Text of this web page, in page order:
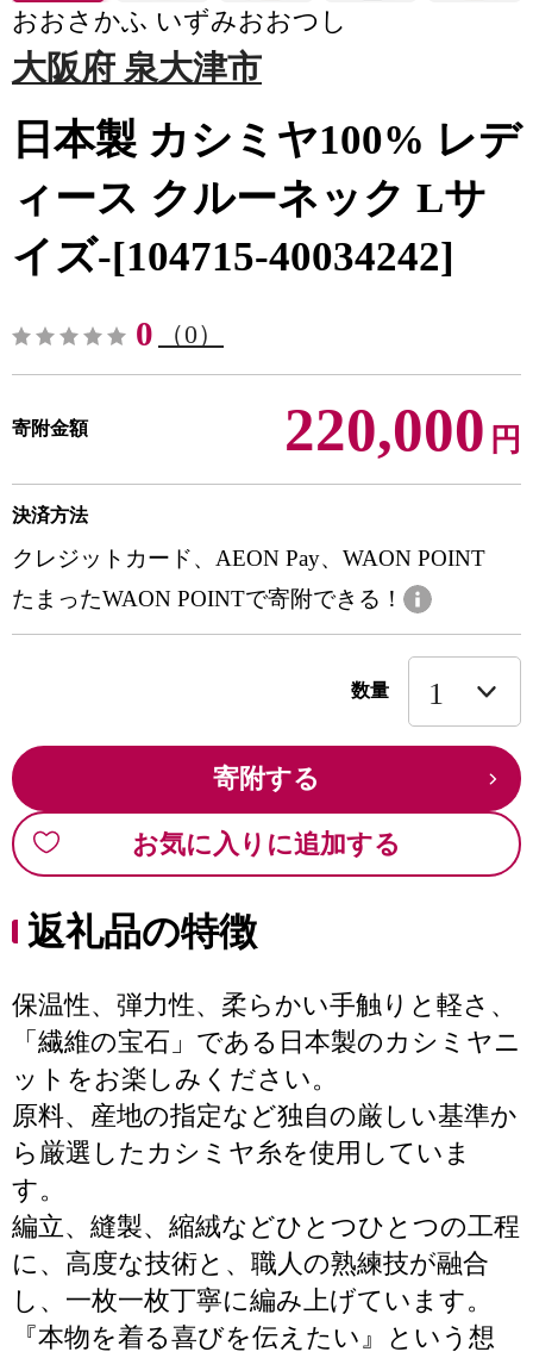
おおさかふ いずみおおつし
大阪府 泉大津市
日本製 カシミヤ100% レデ
ィース クルーネック Lサ
イズ-[104715-40034242]
0 （0）
寄附金額 220,000 円
決済方法
クレジットカード、AEON Pay、WAON POINT
たまったWAON POINTで寄附できる！
数量
寄附する
お気に入りに追加する
返礼品の特徴
保温性、弾力性、柔らかい手触りと軽さ、
「繊維の宝石」である日本製のカシミヤニ
ットをお楽しみください。
原料、産地の指定など独自の厳しい基準か
ら厳選したカシミヤ糸を使用していま
す。
編立、縫製、縮絨などひとつひとつの工程
に、高度な技術と、職人の熟練技が融合
し、一枚一枚丁寧に編み上げています。
『本物を着る喜びを伝えたい』という想